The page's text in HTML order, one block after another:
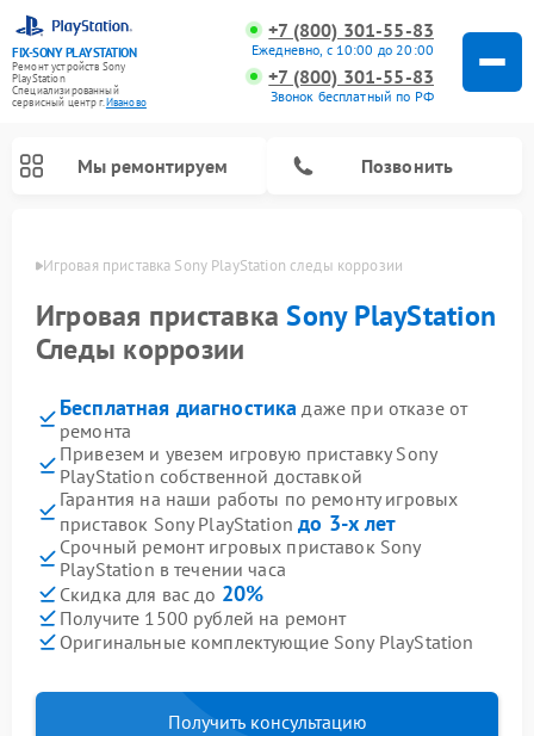
FIX-SONY PLAYSTATION
Ремонт устройств Sony
PlayStation
Специализированный
cервисный центр г.Иваново
+7 (800) 301-55-83
Ежедневно, с 10:00 до 20:00
+7 (800) 301-55-83
Звонок бесплатный по РФ
Мы ремонтируем Позвонить
Игровая приставка Sony PlayStation следы коррозии
Игровая приставкаSony PlayStation
Следы коррозии
Бесплатная диагностика даже при отказе от
ремонта
Привезем и увезем игровую приставку Sony
PlayStation собственной доставкой
Гарантия на наши работы по ремонту игровых
приставок Sony PlayStationдо 3-х лет
Срочный ремонт игровых приставок Sony
PlayStation в течении часа
Скидка для вас до 20%
Получите 1500 рублей на ремонт
Оригинальные комплектующие Sony PlayStation
Получить консультацию